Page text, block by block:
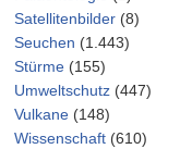
Satellitenbilder (8)
Seuchen (1.443)
Stürme (155)
Umweltschutz (447)
Vulkane (148)
Wissenschaft (610)